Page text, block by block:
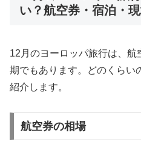
い？航空券・宿泊・
12月のヨーロッパ旅行は、
期でもあります。どのくらい
紹介します。
航空券の相場